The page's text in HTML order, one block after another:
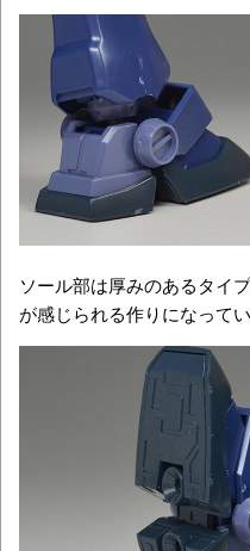
ソール部は厚みのあるタイ
が感じられる作りになってい